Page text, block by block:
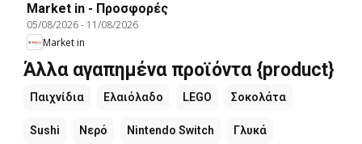
Market in - Προσφορές
05/08/2026- 11/08/2026
Market in
Άλλα αγαπημένα προϊόντα {product}
Παιχνίδια Ελαιόλαδο LEGO Σοκολάτα
Sushi Νερό Nintendo Switch Γλυκά